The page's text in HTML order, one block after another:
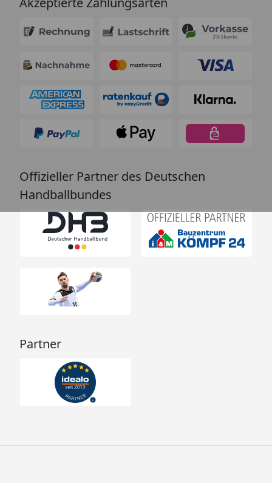
Offizieller Partner des Deutschen
Handballbundes
Partner